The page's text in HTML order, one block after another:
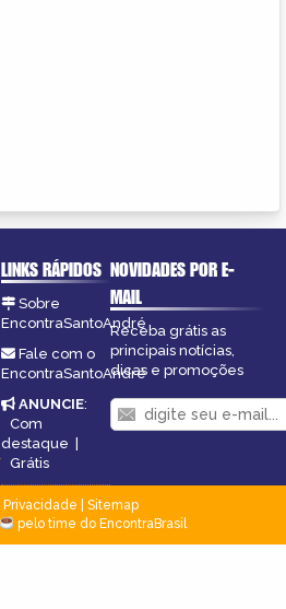
LINKS RÁPIDOS
Sobre
EncontraSantoAndré
Fale com o
EncontraSantoAndré
ANUNCIE:
Com
destaque |
Grátis
NOVIDADES POR E-
MAIL
Receba grátis as
principais notícias,
dicas e promoções
Privacidade
Sitemap
pelo time do EncontraBrasil